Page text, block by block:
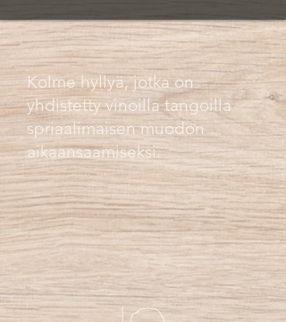
Kolme hyllyä, jotka on
yhdistetty vinoilla tangoilla
spriaalimaisen muodon
aikaansaamiseksi.